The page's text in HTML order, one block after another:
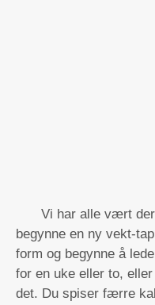
Vi har alle vært
begynne en ny vekt-
form og begynne å
for en uke eller to,
det. Du spiser færre